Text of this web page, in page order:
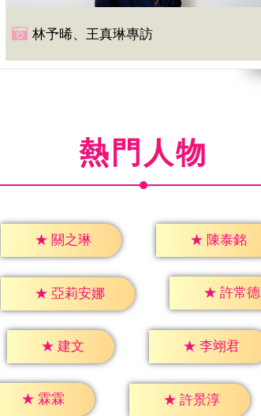
林予晞、王真琳專訪
熱門人物
★ 關之琳 ★ 陳泰銘
★ 亞莉安娜 ★ 許常德
★ 建文 ★ 李翊君
★ 霖霖 ★ 許景淳